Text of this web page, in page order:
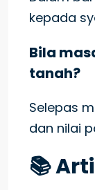
kepada
Bila
tanah?
Selepas
dan nilai
📚